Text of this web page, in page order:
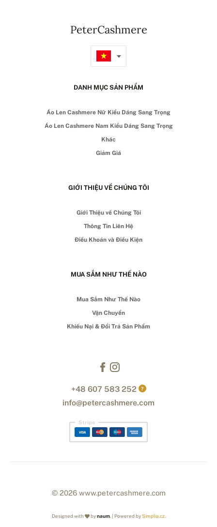
PeterCashmere
DANH MỤC SẢN PHẨM
Áo Len Cashmere Nữ Kiểu Dáng Sang Trọng
Áo Len Cashmere Nam Kiểu Dáng Sang Trọng
Khác
Giảm Giá
GIỚI THIỆU VỀ CHÚNG TÔI
Giới Thiệu về Chúng Tôi
Thông Tin Liên Hệ
Điều Khoản và Điều Kiện
MUA SẮM NHƯ THẾ NÀO
Mua Sắm Như Thế Nào
Vận Chuyển
Khiếu Nại & Đổi Trả Sản Phẩm
+48 607 583 252 ?
info@petercashmere.com
Stripe
© 2026 www.petercashmere.com
Designed with bynaum. | Powered bySimplia.cz.